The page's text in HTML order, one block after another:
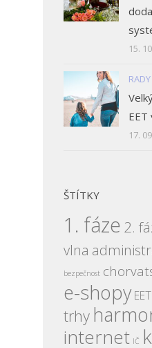
15.
RADY
EET
17.
ŠTÍTKY
1. fáze 2.
vlna
bezpečnost
e-shopy
trhy
internet IČ